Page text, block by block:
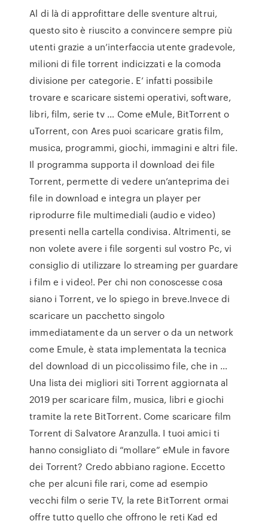
Al di là di approfittare delle sventure altrui,
questo sito è riuscito a convincere sempre più
utenti grazie a un’interfaccia utente gradevole,
milioni di file torrent indicizzati e la comoda
divisione per categorie. E’ infatti possibile
trovare e scaricare sistemi operativi, software,
libri, film, serie tv … Come eMule, BitTorrent o
uTorrent, con Ares puoi scaricare gratis film,
musica, programmi, giochi, immagini e altri file.
Il programma supporta il download dei file
Torrent, permette di vedere un’anteprima dei
file in download e integra un player per
riprodurre file multimediali (audio e video)
presenti nella cartella condivisa. Altrimenti, se
non volete avere i file sorgenti sul vostro Pc, vi
consiglio di utilizzare lo streaming per guardare
i film e i video!. Per chi non conoscesse cosa
siano i Torrent, ve lo spiego in breve.Invece di
scaricare un pacchetto singolo
immediatamente da un server o da un network
come Emule, è stata implementata la tecnica
del download di un piccolissimo file, che in …
Una lista dei migliori siti Torrent aggiornata al
2019 per scaricare film, musica, libri e giochi
tramite la rete BitTorrent. Come scaricare film
Torrent di Salvatore Aranzulla. I tuoi amici ti
hanno consigliato di “mollare” eMule in favore
dei Torrent? Credo abbiano ragione. Eccetto
che per alcuni file rari, come ad esempio
vecchi film o serie TV, la rete BitTorrent ormai
offre tutto quello che offrono le reti Kad ed